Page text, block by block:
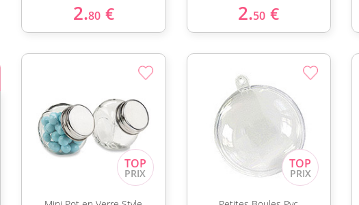
2.80 € 2.50 €